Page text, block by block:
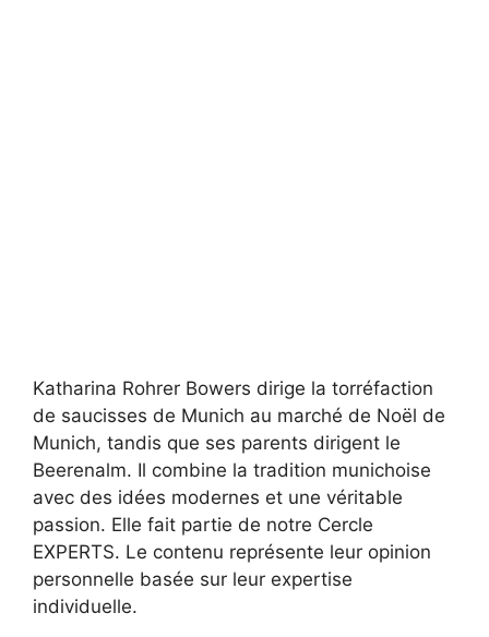
Katharina Rohrer Bowers dirige la torréfaction
de saucisses de Munich au marché de Noël de
Munich, tandis que ses parents dirigent le
Beerenalm. Il combine la tradition munichoise
avec des idées modernes et une véritable
passion. Elle fait partie de notre Cercle
EXPERTS. Le contenu représente leur opinion
personnelle basée sur leur expertise
individuelle.